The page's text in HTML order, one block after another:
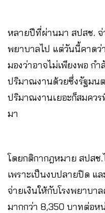
หลายปีที่ผ่านมา สปสช. จ่
พยาบาลไป แต่วันนี้คาดว่
มองว่าอาจไม่เพียงพอ กำ
ปริมาณงานด้วยซึ่งรัฐมน
ปริมาณงานเยอะก็สมควร
มา
โดยกติกากฎหมาย สปสช.
เพราะเป็นงบปลายปิด แ
จ่ายเงินให้กับโรงพยาบา
มากกว่า 8,350 บาทต่อห